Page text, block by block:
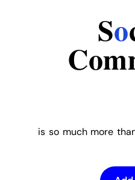
So
is so much more